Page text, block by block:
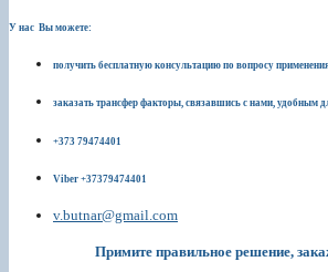
У нас Вы можете:
получить бесплатную консультацию по вопросу
заказать трансфер факторы, связавшись с нами,
+373 79474401
Viber +37379474401
v.butnar@gmail.com
Примите правильное решение,